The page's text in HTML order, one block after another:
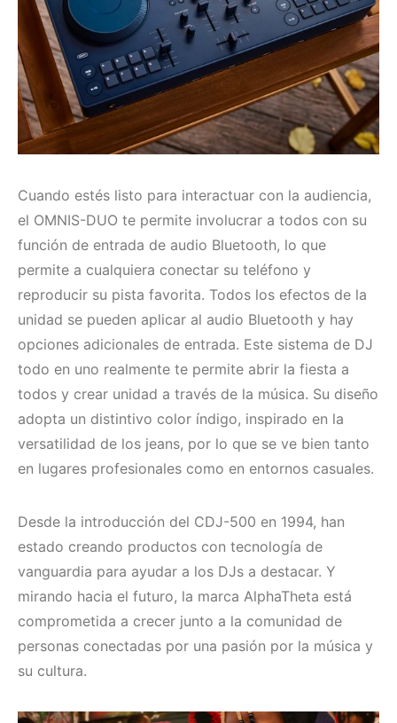
Cuando estés listo para interactuar con la audiencia,
el OMNIS-DUO te permite involucrar a todos con su
función de entrada de audio Bluetooth, lo que
permite a cualquiera conectar su teléfono y
reproducir su pista favorita. Todos los efectos de la
unidad se pueden aplicar al audio Bluetooth y hay
opciones adicionales de entrada. Este sistema de DJ
todo en uno realmente te permite abrir la fiesta a
todos y crear unidad a través de la música. Su diseño
adopta un distintivo color índigo, inspirado en la
versatilidad de los jeans, por lo que se ve bien tanto
en lugares profesionales como en entornos casuales.
Desde la introducción del CDJ-500 en 1994, han
estado creando productos con tecnología de
vanguardia para ayudar a los DJs a destacar. Y
mirando hacia el futuro, la marca AlphaTheta está
comprometida a crecer junto a la comunidad de
personas conectadas por una pasión por la música y
su cultura.